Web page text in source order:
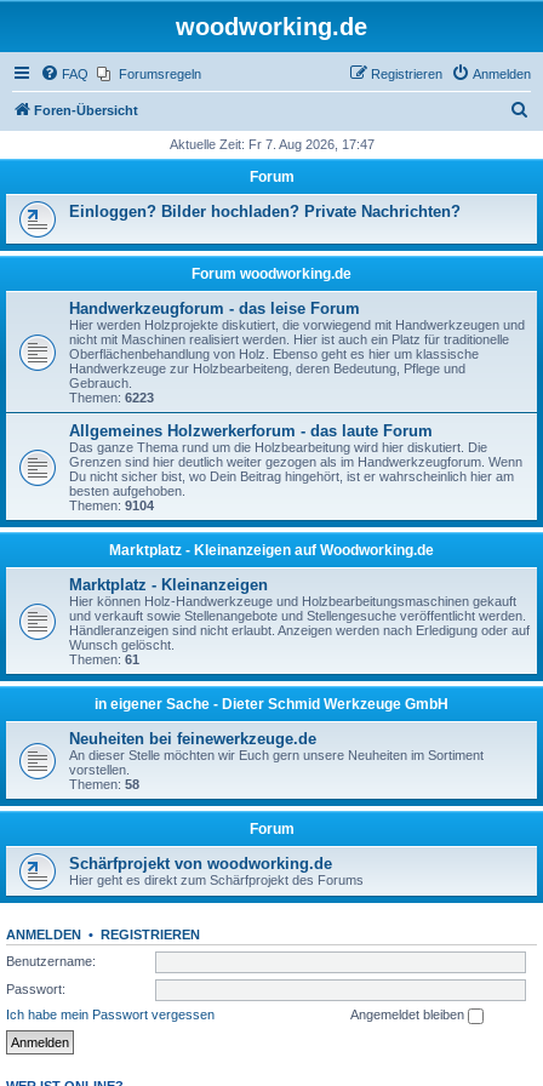
woodworking.de
FAQ Forumsregeln Anmelden
Registrieren
Foren-Übersicht
h
Aktuelle Zeit: Fr 7. Aug 2026, 17:47
Forum
Einloggen? Bilder hochladen? Private Nachrichten?
Forum woodworking.de
Handwerkzeugforum - das leise Forum
Hier werden Holzprojekte diskutiert, die vorwiegend mit Handwerkzeugen und
nicht mit Maschinen realisiert werden. Hier ist auch ein Platz für traditionelle
Oberflächenbehandlung von Holz. Ebenso geht es hier um klassische
Handwerkzeuge zur Holzbearbeiteng, deren Bedeutung, Pflege und
Gebrauch.
Themen: 6223
Allgemeines Holzwerkerforum - das laute Forum
Das ganze Thema rund um die Holzbearbeitung wird hier diskutiert. Die
Grenzen sind hier deutlich weiter gezogen als im Handwerkzeugforum. Wenn
Du nicht sicher bist, wo Dein Beitrag hingehört, ist er wahrscheinlich hier am
besten aufgehoben.
Themen: 9104
Marktplatz - Kleinanzeigen auf Woodworking.de
Marktplatz - Kleinanzeigen
Hier können Holz-Handwerkzeuge und Holzbearbeitungsmaschinen gekauft
und verkauft sowie Stellenangebote und Stellengesuche veröffentlicht werden.
Händleranzeigen sind nicht erlaubt. Anzeigen werden nach Erledigung oder auf
Wunsch gelöscht.
Themen: 61
in eigener Sache - Dieter Schmid Werkzeuge GmbH
Neuheiten bei feinewerkzeuge.de
An dieser Stelle möchten wir Euch gern unsere Neuheiten im Sortiment
vorstellen.
Themen: 58
Forum
Schärfprojekt von woodworking.de
Hier geht es direkt zum Schärfprojekt des Forums
ANMELDEN • REGISTRIEREN
Benutzername:
Passwort:
Ich habe mein Passwort vergessen
Angemeldet bleiben